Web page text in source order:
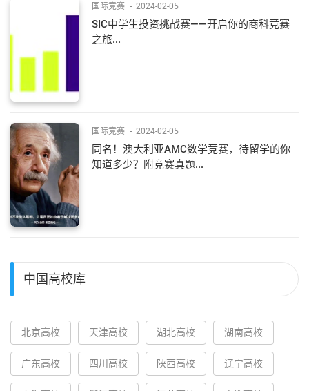
国际竞赛 - 2024-02-05
SIC中学生投资挑战赛——开启你的商科竞赛
之旅...
国际竞赛 - 2024-02-05
同名！澳大利亚AMC数学竞赛，待留学的你
知道多少？附竞赛真题...
中国高校库
北京高校 天津高校 湖北高校 湖南高校
广东高校 四川高校 陕西高校 辽宁高校